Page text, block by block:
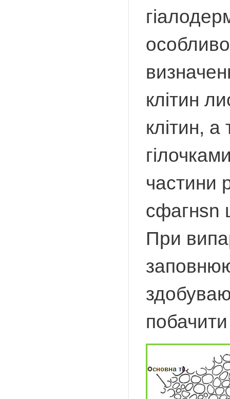
клітин
клітин,
частини
сфагнsn
При
побачити